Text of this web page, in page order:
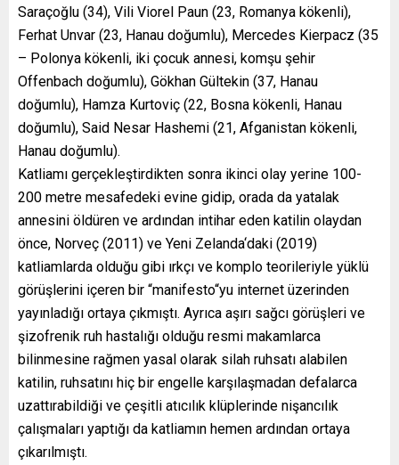
Saraçoğlu (34), Vili Viorel Paun (23, Romanya kökenli),
Ferhat Unvar (23, Hanau doğumlu), Mercedes Kierpacz (35
– Polonya kökenli, iki çocuk annesi, komşu şehir
Offenbach doğumlu), Gökhan Gültekin (37, Hanau
doğumlu), Hamza Kurtoviç (22, Bosna kökenli, Hanau
doğumlu), Said Nesar Hashemi (21, Afganistan kökenli,
Hanau doğumlu).
Katliamı gerçekleştirdikten sonra ikinci olay yerine 100-
200 metre mesafedeki evine gidip, orada da yatalak
annesini öldüren ve ardından intihar eden katilin olaydan
önce, Norveç (2011) ve Yeni Zelanda‘daki (2019)
katliamlarda olduğu gibi ırkçı ve komplo teorileriyle yüklü
görüşlerini içeren bir “manifesto“yu internet üzerinden
yayınladığı ortaya çıkmıştı. Ayrıca aşırı sağcı görüşleri ve
şizofrenik ruh hastalığı olduğu resmi makamlarca
bilinmesine rağmen yasal olarak silah ruhsatı alabilen
katilin, ruhsatını hiç bir engelle karşılaşmadan defalarca
uzattırabildiği ve çeşitli atıcılık klüplerinde nişancılık
çalışmaları yaptığı da katliamın hemen ardından ortaya
çıkarılmıştı.